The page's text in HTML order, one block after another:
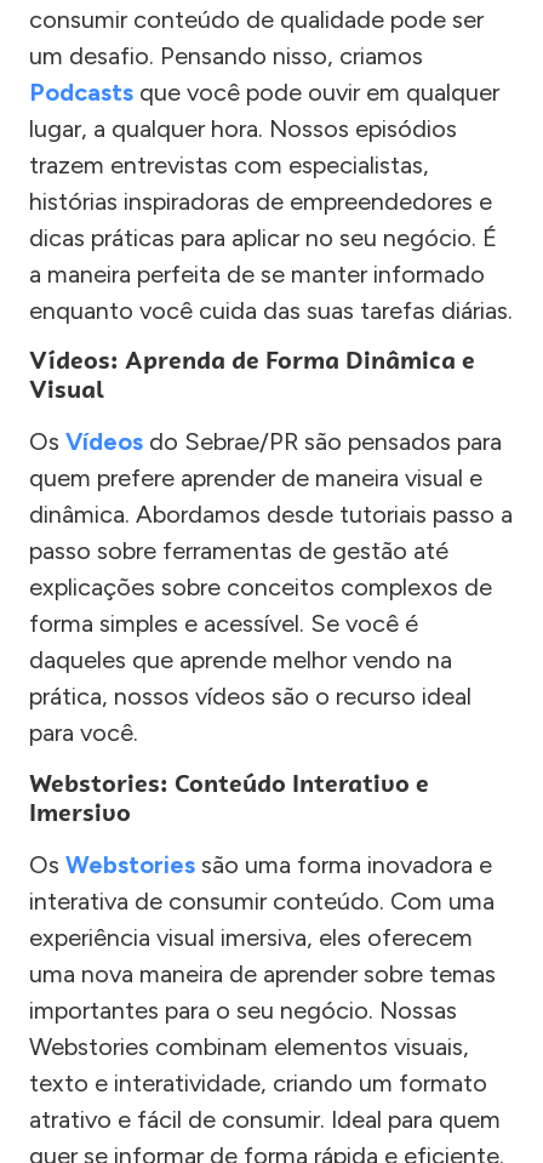
consumir conteúdo de qualidade pode ser
um desafio. Pensando nisso, criamos
Podcasts que você pode ouvir em qualquer
lugar, a qualquer hora. Nossos episódios
trazem entrevistas com especialistas,
histórias inspiradoras de empreendedores e
dicas práticas para aplicar no seu negócio. É
a maneira perfeita de se manter informado
enquanto você cuida das suas tarefas diárias.
Vídeos: Aprenda de Forma Dinâmica e
Visual
Os Vídeos do Sebrae/PR são pensados para
quem prefere aprender de maneira visual e
dinâmica. Abordamos desde tutoriais passo a
passo sobre ferramentas de gestão até
explicações sobre conceitos complexos de
forma simples e acessível. Se você é
daqueles que aprende melhor vendo na
prática, nossos vídeos são o recurso ideal
para você.
Webstories: Conteúdo Interativo e
Imersivo
Os Webstories são uma forma inovadora e
interativa de consumir conteúdo. Com uma
experiência visual imersiva, eles oferecem
uma nova maneira de aprender sobre temas
importantes para o seu negócio. Nossas
Webstories combinam elementos visuais,
texto e interatividade, criando um formato
atrativo e fácil de consumir. Ideal para quem
quer se informar de forma rápida e eficiente.